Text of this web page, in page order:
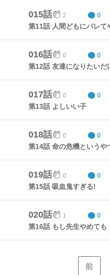
015話 2 0
第11話 人間どもにバレて
016話 0 0
第12話 友達になりたいだ
017話 0 0
第13話 よしいい子
018話 0 0
第14話 命の危機というや
019話 0 0
第15話 吸血鬼すぎる!
020話 1 0
第16話 もし先生やめても
前